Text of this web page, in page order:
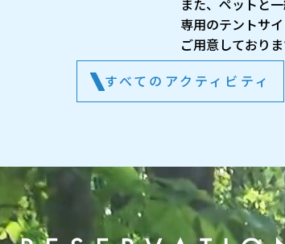
また、ペットと
専用のテントサ
ご用意しておりま
すべてのアクティビティ